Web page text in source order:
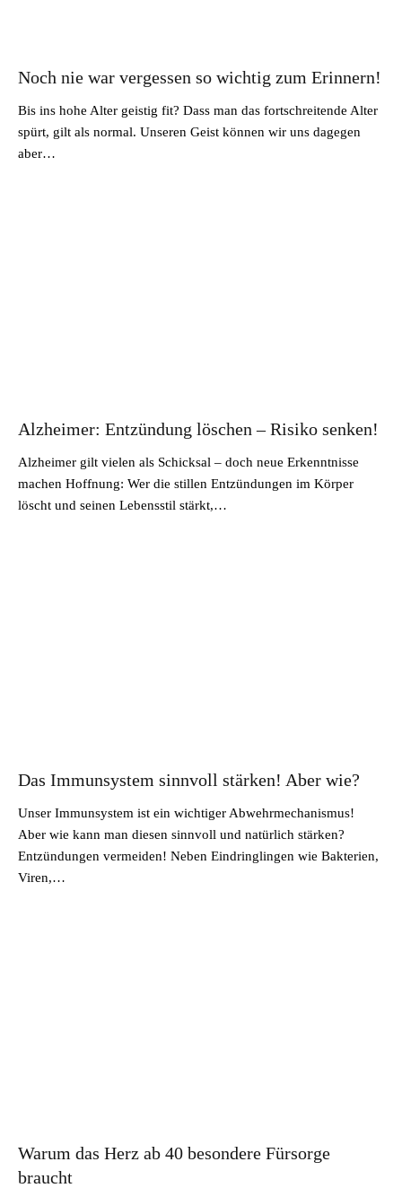
Noch nie war vergessen so wichtig zum Erinnern!
Bis ins hohe Alter geistig fit? Dass man das fortschreitende Alter
spürt, gilt als normal. Unseren Geist können wir uns dagegen
aber…
Alzheimer: Entzündung löschen – Risiko senken!
Alzheimer gilt vielen als Schicksal – doch neue Erkenntnisse
machen Hoffnung: Wer die stillen Entzündungen im Körper
löscht und seinen Lebensstil stärkt,…
Das Immunsystem sinnvoll stärken! Aber wie?
Unser Immunsystem ist ein wichtiger Abwehrmechanismus!
Aber wie kann man diesen sinnvoll und natürlich stärken?
Entzündungen vermeiden! Neben Eindringlingen wie Bakterien,
Viren,…
Warum das Herz ab 40 besondere Fürsorge
braucht